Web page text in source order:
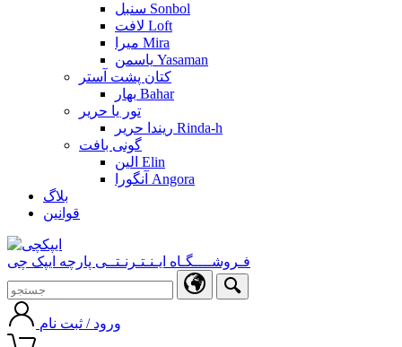
سنبل Sonbol
لافت Loft
میرا Mira
یاسمن Yasaman
کتان پشت آستر
بهار Bahar
تور یا حریر
ریندا حریر Rinda-h
گونی بافت
الین Elin
آنگورا Angora
بلاگ
قوانین
فـروشــــگـاه ایـنـتـرنـتــی پارچه ایپک چی
ورود / ثبت نام